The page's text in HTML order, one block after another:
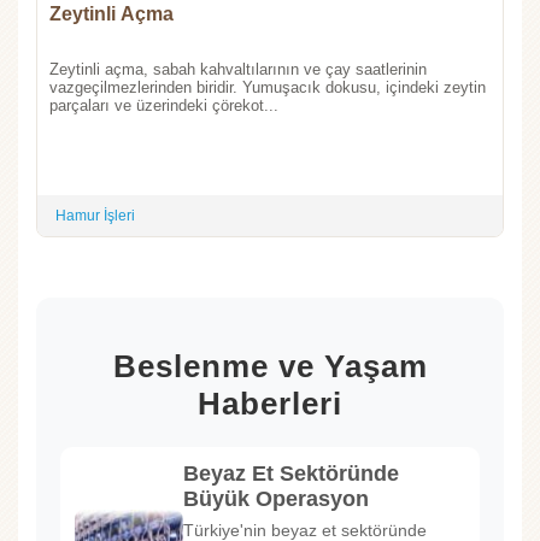
Zeytinli Açma
Zeytinli açma, sabah kahvaltılarının ve çay saatlerinin
vazgeçilmezlerinden biridir. Yumuşacık dokusu, içindeki zeytin
parçaları ve üzerindeki çörekot...
Hamur İşleri
Beslenme ve Yaşam
Haberleri
Beyaz Et Sektöründe
Büyük Operasyon
Türkiye'nin beyaz et sektöründe